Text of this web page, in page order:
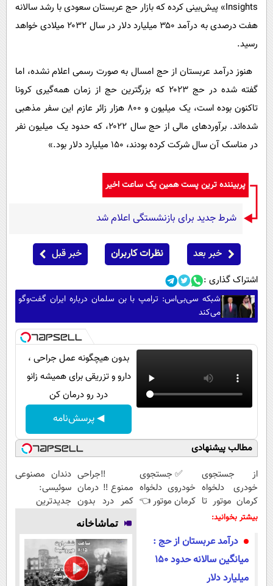
Insights» پیش‌بینی کرده که بازار حج عربستان سعودی با رشد سالانه
هفت درصدی به درآمد ۳۵۰ میلیارد دلار در سال ۲۰۳۲ میلادی خواهد
رسید.
هنوز درآمد عربستان از حج امسال به صورت رسمی اعلام نشده، اما
گفته شده در حج ۲۰۲۳ که بزرگترین حج از زمان همه‌گیری کرونا
تاکنون بوده است، یک میلیون و ۸۰۰ هزار زائر عازم این سفر مذهبی
شده‌اند. برآوردهای مالی از حج سال ۲۰۲۲، که حدود یک میلیون نفر
در مناسک آن سال شرکت کرده بودند، ۱۵۰ میلیارد دلار بود.»
پربیننده ترین پست همین یک ساعت اخیر
شرط جدید برای بازنشستگی اعلام شد
خبر بعد نظرات کاربران خبر قبل
اشتراک گذاری :
شبکه سی‌بی‌اس: ترامپ با بن سلمان درباره ایران گفت‌وگو
می‌کند
بدون هیچگونه عمل جراحی ،
دارو و تزریقی برای همیشه زانو
درد رو درمان کن
◀ پرسش‌نامه
مطالب پیشنهادی
از جستجوی
خودری دلخواه
کرمان موتور تا
فروش آن،
واسطه و
مستقیم
✅ جستجوی
خودروی دلخواه
کرمان موتور 👈
مستقیم
‼️جراحی
ممنوع‼️ درمان
کمر درد بدون
جراحی و دوره
نقاهت
دندان مصنوعی
سوئیسی:
جدیدترین
پرداخت قسطی
بیشتر بخوانید:
درآمد عربستان از حج :
میانگین سالانه حدود ۱۵۰
میلیارد دلار
تماشاخانه